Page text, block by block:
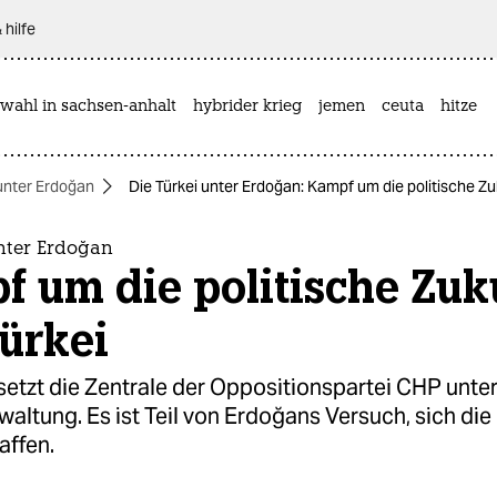
hilfe
in sachsen-anhalt hybrider krieg jemen ceuta hitze
Erdoğan Die Türkei unter Erdoğan: Kampf um die politische
Erdoğan
um die politische
die Zentrale der Oppositionspartei CHP unter
Es ist Teil von Erdoğans Versuch, sich die